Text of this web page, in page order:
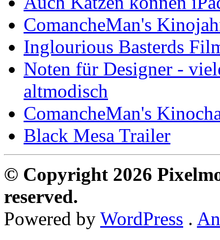
ComancheMan's
Inglourious Basterds
Noten für Designer -
altmodisch
ComancheMan's
Black Mesa Trailer
© Copyright 2026
reserved.
Powered by WordPress .